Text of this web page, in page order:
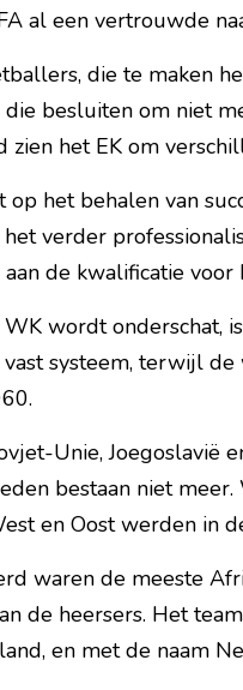
al een vertrouwde
die te maken
besluiten om niet
het EK om
het behalen van
verder
de kwalificatie voor
wordt onderschat,
systeem, terwijl de
Unie, Joegoslavië
bestaan niet
en Oost werden in
waren de meeste
de heersers. Het
en met de naam